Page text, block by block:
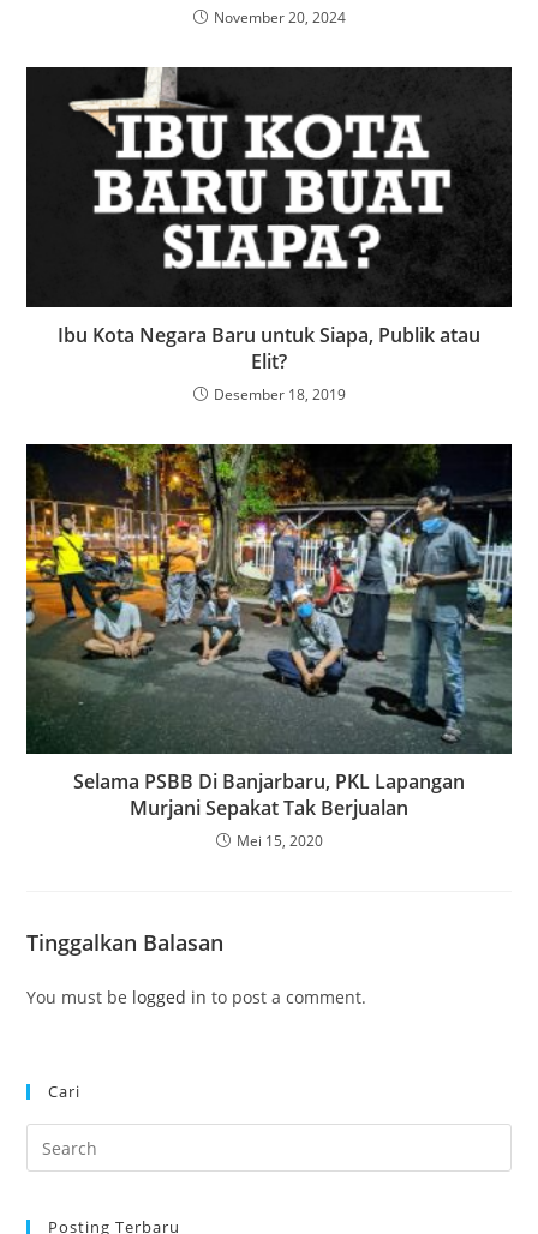
November 20, 2024
Ibu Kota Negara Baru untuk Siapa, Publik atau
Elit?
Desember 18, 2019
Selama PSBB Di Banjarbaru, PKL Lapangan
Murjani Sepakat Tak Berjualan
Mei 15, 2020
Tinggalkan Balasan
You must be logged in to post a comment.
Cari
Posting Terbaru